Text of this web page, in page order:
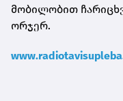
მობილობით
ორჯერ.